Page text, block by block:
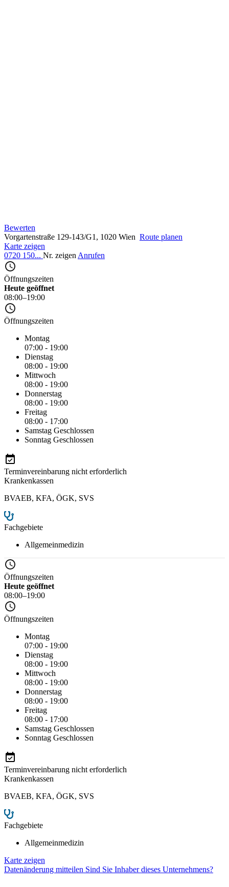
Bewerten
Vorgartenstraße 129-143/G1, 1020 Wien Route planen
Karte zeigen
0720 150... Nr. zeigen Anrufen
Öffnungszeiten
Heute geöffnet
08:00–19:00
Öffnungszeiten
Montag
07:00 - 19:00
Dienstag
08:00 - 19:00
Mittwoch
08:00 - 19:00
Donnerstag
08:00 - 19:00
Freitag
08:00 - 17:00
Samstag Geschlossen
Sonntag Geschlossen
Terminvereinbarung nicht erforderlich
Krankenkassen
BVAEB, KFA, ÖGK, SVS
Fachgebiete
Allgemeinmedizin
Öffnungszeiten
Heute geöffnet
08:00–19:00
Öffnungszeiten
Montag
07:00 - 19:00
Dienstag
08:00 - 19:00
Mittwoch
08:00 - 19:00
Donnerstag
08:00 - 19:00
Freitag
08:00 - 17:00
Samstag Geschlossen
Sonntag Geschlossen
Terminvereinbarung nicht erforderlich
Krankenkassen
BVAEB, KFA, ÖGK, SVS
Fachgebiete
Allgemeinmedizin
Karte zeigen
Datenänderung mitteilen Sind Sie Inhaber dieses Unternehmens?